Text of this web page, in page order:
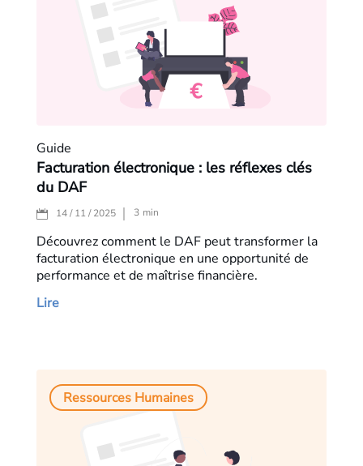
Guide
Facturation électronique : les réflexes clés
du DAF
14 / 11 / 2025 3 min
Découvrez comment le DAF peut transformer la
facturation électronique en une opportunité de
performance et de maîtrise financière.
Lire
Ressources Humaines